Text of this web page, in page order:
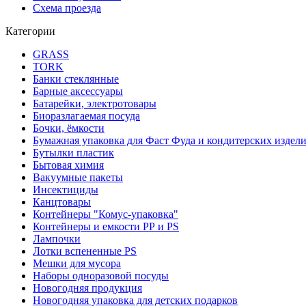
Схема проезда
Категории
GRASS
TORK
Банки стеклянные
Барные аксессуары
Батарейки, электротовары
Биоразлагаемая посуда
Бочки, ёмкости
Бумажная упаковка для Фаст Фуда и кондитерских
Бутылки пластик
Бытовая химия
Вакуумные пакеты
Инсектициды
Канцтовары
Контейнеры "Комус-упаковка"
Контейнеры и емкости РР и PS
Лампочки
Лотки вспененные PS
Мешки для мусора
Наборы одноразовой посуды
Новогодняя продукция
Новогодняя упаковка для детских подарков